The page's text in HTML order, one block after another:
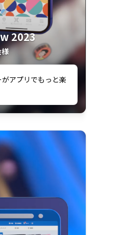
2023
様
ビッグサイトで6時
アプリでもっと楽